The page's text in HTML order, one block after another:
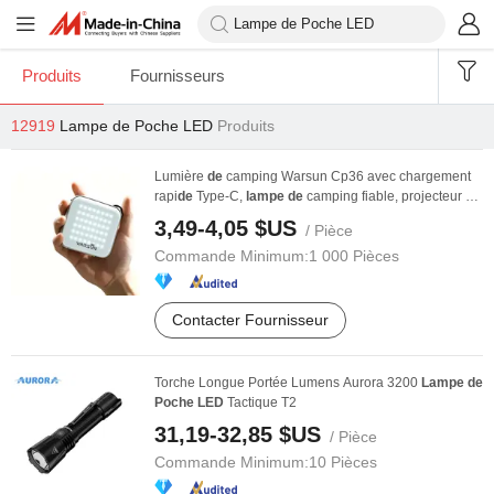
Produits Fournisseurs
12919 Lampe de Poche LED Produits
Lumière de camping Warsun Cp36 avec chargement
rapide Type-C, lampe de camping fiable, projecteur de
3,49-4,05 $US / Pièce
Commande Minimum:1 000 Pièces
Contacter Fournisseur
Torche Longue Portée Lumens Aurora 3200 Lampe de
Poche LED Tactique T2
31,19-32,85 $US / Pièce
Commande Minimum:10 Pièces